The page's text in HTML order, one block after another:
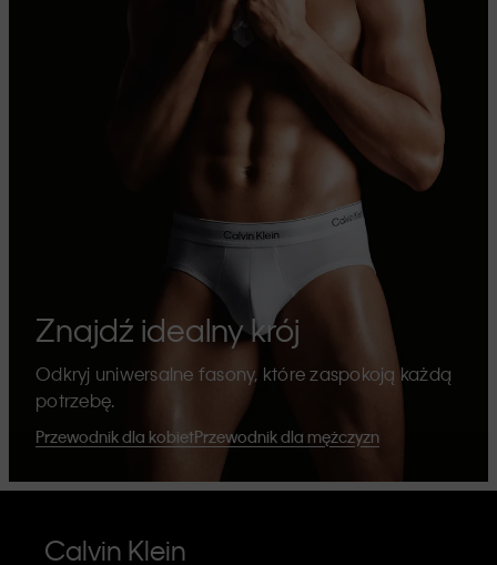
Znajdź idealny krój
Odkryj uniwersalne fasony, które zaspokoją każdą
potrzebę.
Przewodnik dla kobietPrzewodnik dla mężczyzn
Calvin Klein